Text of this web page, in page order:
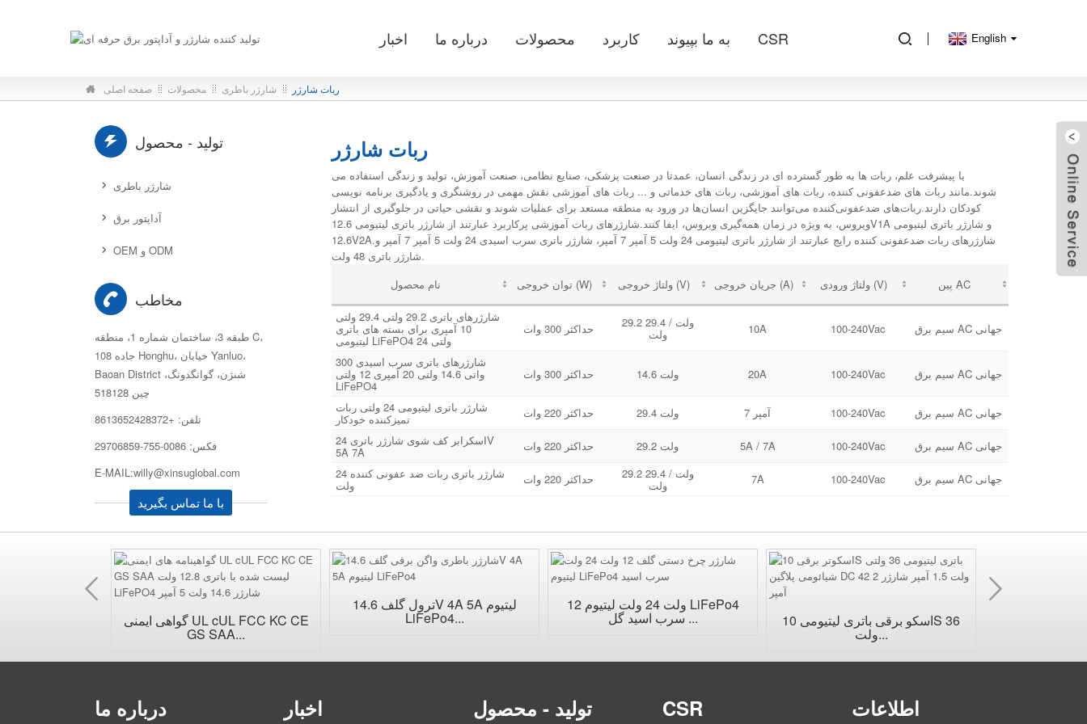
اخبار درباره ما محصولات کاربرد به ما بپیوند CSR English
صفحه اصلی محصولات شارژر باطری ربات شارژر
تولید - محصول
شارژر باطری
آداپتور برق
OEM و ODM
مخاطب
طبقه 3، ساختمان شماره 1، منطقه C،
108 جاده Honghu، خیابان Yanluo،
Baoan District شنژن، گوانگدونگ،
چین 518128
تلفن: +8613652428372
فکس: 0086-755-29706859
E-MAIL:willy@xinsuglobal.com
با ما تماس بگیرید
ربات شارژر
با پیشرفت علم، ربات ها به طور گسترده ای در زندگی انسان، عمدتا در صنعت پزشکی، صنایع نظامی، صنعت آموزش، تولید و زندگی استفاده می
شوند.مانند ربات های ضدعفونی کننده، ربات های آموزشی، ربات های خدماتی و ... ربات های آموزشی نقش مهمی در روشنگری و یادگیری برنامه نویسی
کودکان دارند.ربات‌های ضدعفونی‌کننده می‌توانند جایگزین انسان‌ها در ورود به منطقه مستعد برای عملیات شوند و نقشی حیاتی در جلوگیری از انتشار
ویروس، به ویژه در زمان همه‌گیری ویروس، ایفا کنند.شارژرهای ربات آموزشی پرکاربرد عبارتند از شارژر باتری لیتیومی 12.6V1A و شارژر باتری لیتیومی
12.6V2A.شارژرهای ربات ضدعفونی کننده رایج عبارتند از شارژر باتری لیتیومی 24 ولت 5 آمپر 7 آمپر، شارژر باتری سرب اسیدی 24 ولت 5 آمپر 7 آمپر و
شارژر باتری 48 ولت.
نام محصول
توان خروجی (W) ولتاژ خروجی (V) جریان خروجی (A) ولتاژ ورودی (V) پین AC
شارژرهای باتری 29.2 ولتی 29.4 ولتی
10 آمپری برای بسته های باتری
لیتیومی LiFePO4 24 ولتی
حداکثر 300 وات 29.2 ولت / 29.4
ولت 10A 100-240Vac سیم برق AC جهانی
شارژرهای باتری سرب اسیدی 300
واتی 14.6 ولتی 20 آمپری 12 ولتی
LiFePO4
حداکثر 300 وات 14.6 ولت 20A 100-240Vac سیم برق AC جهانی
شارژر باتری لیتیومی 24 ولتی ربات
تمیزکننده خودکار حداکثر 220 وات 29.4 ولت 7 آمپر 100-240Vac
سیم برق AC جهانی
اسکرابر کف شوی شارژر باتری 24V
5A 7A حداکثر 220 وات 29.2 ولت 5A / 7A 100-240Vac
سیم برق AC جهانی
شارژر باتری ربات ضد عفونی کننده 24
ولت حداکثر 220 وات 29.2 ولت / 29.4
ولت 7A 100-240Vac سیم برق AC جهانی
قبلی
گواهی ایمنی UL cUL FCC KC CE
GS SAA...
ترول گلف 14.6V 4A 5A لیتیوم
LiFePo4...
12 ولت 24 ولت لیتیوم LiFePo4
سرب اسید گل ... اسکو برقی باتری لیتیومی 10S 36
ولت...
درباره ما اخبار تولید - محصول CSR اطلاعات